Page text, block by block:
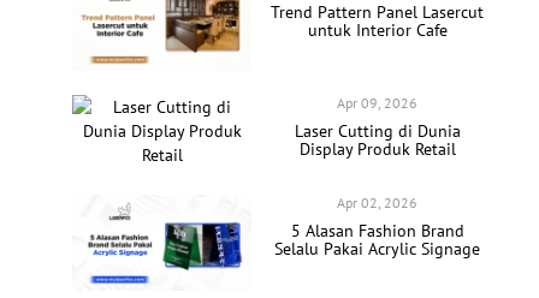
Trend Pattern Panel Lasercut
untuk Interior Cafe
Apr 09, 2026
Laser Cutting di Dunia
Display Produk Retail
Apr 02, 2026
5 Alasan Fashion Brand
Selalu Pakai Acrylic Signage